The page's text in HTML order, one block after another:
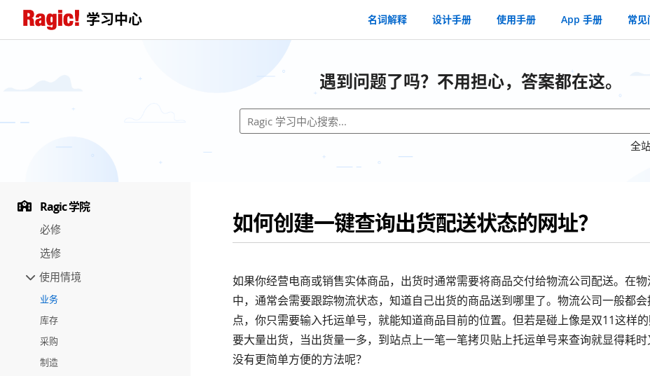
学习中心 名词解释 设计手册 使用手册 App 手册 常见
遇到问题了吗？不用担心，答案都在这。
全
Ragic 学院
必修
选修
使用情境
业务
库存
采购
制造
如何创建一键查询出货配送状态的网址？
如果你经营电商或销售实体商品，出货时通常需要将商品交付给物流公司配送。在
中，通常会需要跟踪物流状态，知道自己出货的商品送到哪里了。物流公司一般都
点，你只需要输入托运单号，就能知道商品目前的位置。但若是碰上像是双11这样
要大量出货，当出货量一多，到站点上一笔一笔拷贝贴上托运单号来查询就显得耗
没有更简单方便的方法呢？